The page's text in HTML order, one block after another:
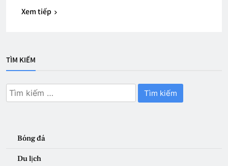
Xem tiếp
TÌM KIẾM
Tìm
kiếm
Bóng đá
Du lịch